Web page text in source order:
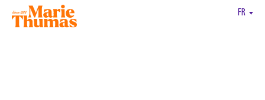
FR